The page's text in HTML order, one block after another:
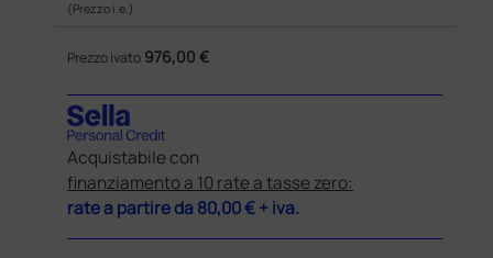
(Prezzo i.e.)
Prezzo ivato 976,00 €
Acquistabile con
finanziamento a 10 rate a tasse zero:
rate a partire da80,00 €+ iva.